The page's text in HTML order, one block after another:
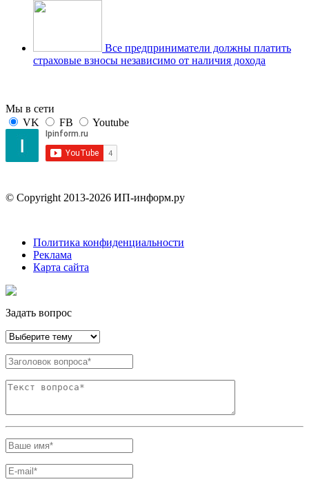
Все предприниматели должны платить
страховые взносы независимо от наличия дохода
Мы в сети
VK
FB Youtube
© Copyright 2013-2026 ИП-информ.ру
Политика конфиденциальности
Реклама
Карта сайта
Задать вопрос